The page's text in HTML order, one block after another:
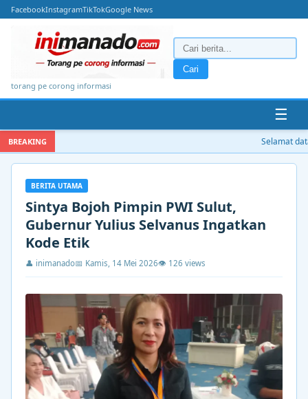
FacebookInstagramTikTokGoogle News
torang pe corong informasi
Cari
☰
BREAKING Selamat
BERITA UTAMA
Sintya Bojoh Pimpin PWI Sulut,
Gubernur Yulius Selvanus Ingatkan
Kode Etik
👤 inimanado📅 Kamis, 14 Mei 2026👁 126 views